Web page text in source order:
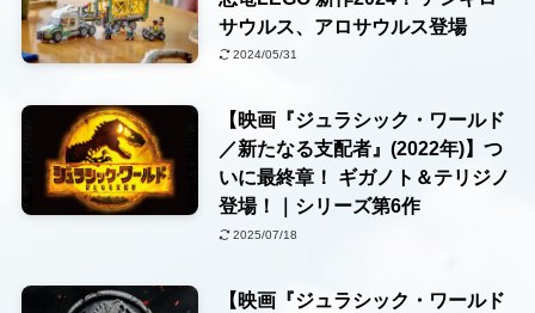
サウルス、アロサウルス登場
2024/05/31
【映画『ジュラシック・ワールド
／新たなる支配者』(2022年)】つ
いに最終章！ ギガノト＆テリジノ
登場！｜シリーズ第6作
2025/07/18
【映画『ジュラシック・ワールド